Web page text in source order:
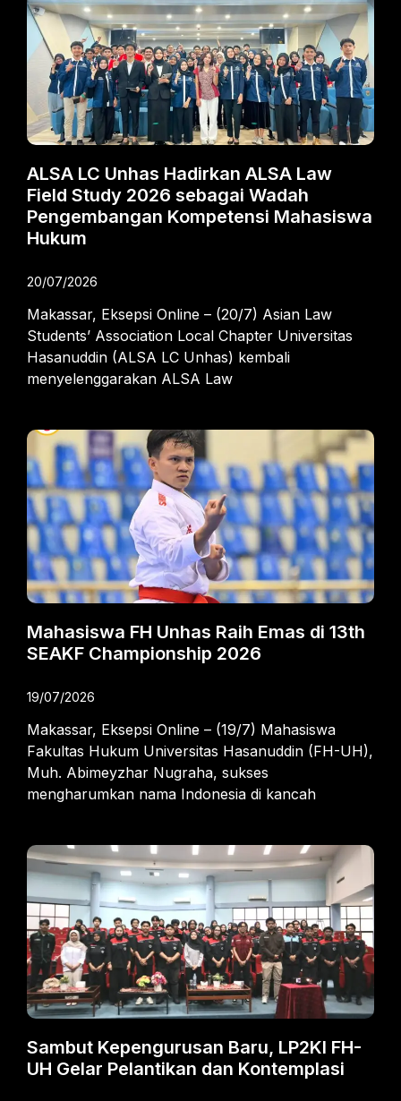
ALSA LC Unhas Hadirkan ALSA Law
Field Study 2026 sebagai Wadah
Pengembangan Kompetensi Mahasiswa
Hukum
20/07/2026
Makassar, Eksepsi Online – (20/7) Asian Law
Students’ Association Local Chapter Universitas
Hasanuddin (ALSA LC Unhas) kembali
menyelenggarakan ALSA Law
Mahasiswa FH Unhas Raih Emas di 13th
SEAKF Championship 2026
19/07/2026
Makassar, Eksepsi Online – (19/7) Mahasiswa
Fakultas Hukum Universitas Hasanuddin (FH-UH),
Muh. Abimeyzhar Nugraha, sukses
mengharumkan nama Indonesia di kancah
Sambut Kepengurusan Baru, LP2KI FH-
UH Gelar Pelantikan dan Kontemplasi